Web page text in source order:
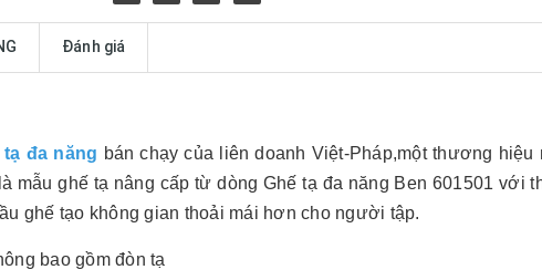
Đánh giá
đa năng bán chạy của liên doanh Việt-Pháp,một thương hiệu
mẫu ghế tạ nâng cấp từ dòng Ghế tạ đa năng Ben 601501 với
ghế tạo không gian thoải mái hơn cho người tập.
bao gồm đòn tạ